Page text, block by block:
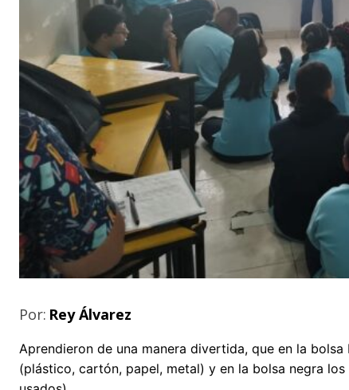
Por: Rey Álvarez
Aprendieron de una manera divertida, que en la
(plástico, cartón, papel, metal) y en la bolsa negra